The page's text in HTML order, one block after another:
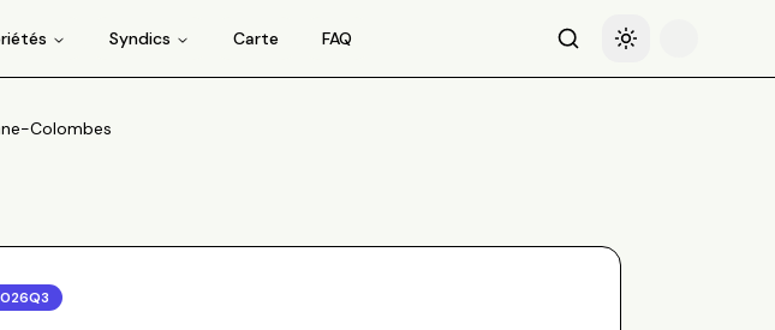
Syndics Carte FAQ RechercheBasculer le thème
Colombes